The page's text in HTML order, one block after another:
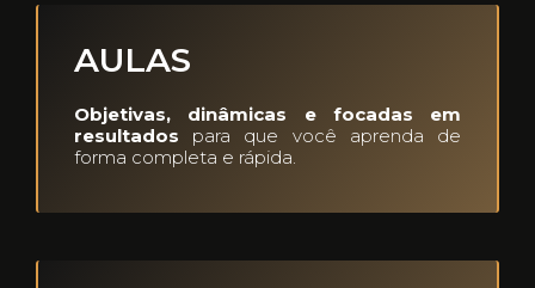
AULAS
Objetivas, dinâmicas e focadas em
resultados para que você aprenda de
forma completa e rápida.